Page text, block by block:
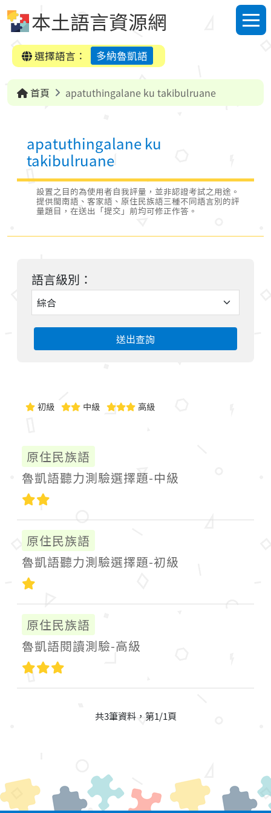
本土語言資源網
選單
選擇語言：
多納魯凱語
首頁 apatuthingalane ku takibulruane
apatuthingalane ku
takibulruane
設置之目的為使用者自我評量，並非認證考試之用途。
提供閩南語、客家語、原住民族語三種不同語言別的評
量題目，在送出「提交」前均可修正作答。
語言級別：
送出查詢
初級 中級 高級
原住民族語
魯凱語聽力測驗選擇題-中級
原住民族語
魯凱語聽力測驗選擇題-初級
原住民族語
魯凱語閱讀測驗-高級
共3筆資料，第1/1頁